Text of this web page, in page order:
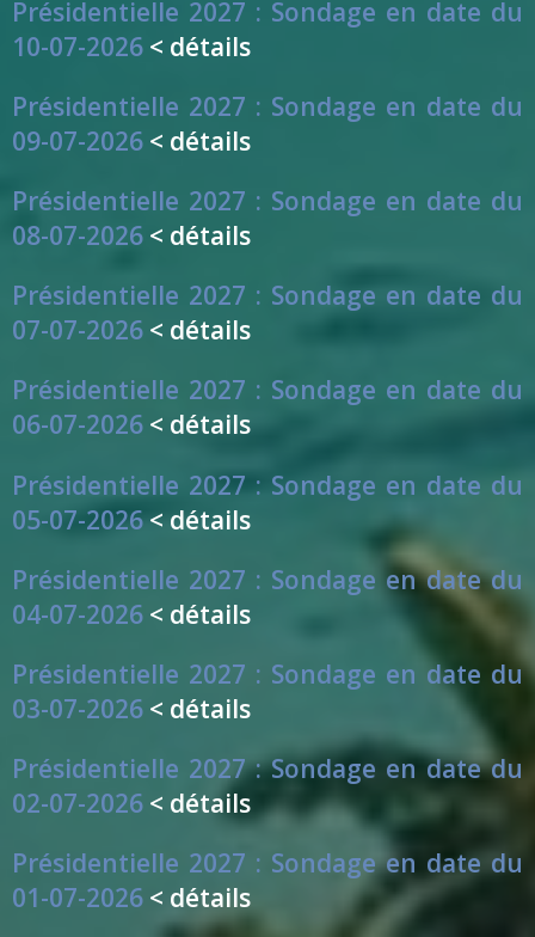
Présidentielle 2027 : Sondage en date du
10-07-2026 < détails
Présidentielle 2027 : Sondage en date du
09-07-2026 < détails
Présidentielle 2027 : Sondage en date du
08-07-2026 < détails
Présidentielle 2027 : Sondage en date du
07-07-2026 < détails
Présidentielle 2027 : Sondage en date du
06-07-2026 < détails
Présidentielle 2027 : Sondage en date du
05-07-2026 < détails
Présidentielle 2027 : Sondage en date du
04-07-2026 < détails
Présidentielle 2027 : Sondage en date du
03-07-2026 < détails
Présidentielle 2027 : Sondage en date du
02-07-2026 < détails
Présidentielle 2027 : Sondage en date du
01-07-2026 < détails